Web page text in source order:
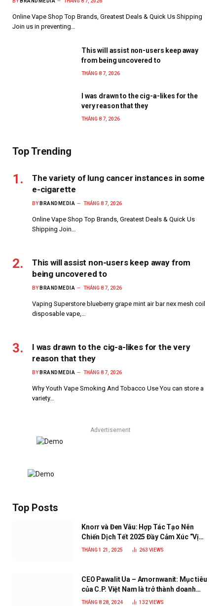
Online Vape Shop Top Brands, Greatest Deals & Quick Us Shipping
Join us in preventing…
This will assist non-users keep away
from being uncovered to
THÁNG 8 7, 2026
I was drawn to the cig-a-likes for the
very reason that they
THÁNG 8 7, 2026
Top Trending
The variety of lung cancer instances in some
e-cigarette
BY BRANDMEDIA THÁNG 8 7, 2026
Online Vape Shop Top Brands, Greatest Deals & Quick Us
Shipping Join…
This will assist non-users keep away from
being uncovered to
BY BRANDMEDIA THÁNG 8 7, 2026
Vaping Superstore blueberry grape mint air bar nex mesh coil
disposable vape,…
I was drawn to the cig-a-likes for the very
reason that they
BY BRANDMEDIA THÁNG 8 7, 2026
Why Youth Vape Smoking And Tobacco Use You can store a
variety…
Advertisement
Top Posts
Knorr và Đen Vâu: Hợp Tác Tạo Nên
Chiến Dịch Tết 2025 Đầy Cảm Xúc “Vị
Nhà”
THÁNG 1 21, 2025 263 VIEWS
CEO Pawalit Ua – Amornwanit: Mục tiêu
của C.P. Việt Nam là trở thành doanh
nghiệp xanh, phát triển bền vững
THÁNG 8 28, 2024 132VIEWS